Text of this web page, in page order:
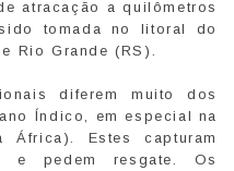
atracação a quilômetros
tomada no litoral do
Rio Grande (RS).
diferem muito dos
Índico, em especial na
Estes capturam
e pedem resgate. Os